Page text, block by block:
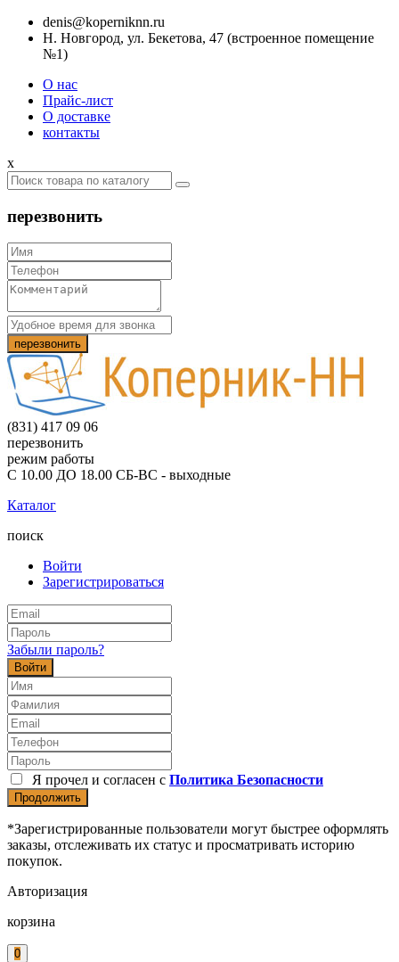
denis@koperniknn.ru
Н. Новгород, ул. Бекетова, 47 (встроенное помещение
№1)
О нас
Прайс-лист
О доставке
контакты
x
перезвонить
(831) 417 09 06
перезвонить
режим работы
С 10.00 ДО 18.00 СБ-ВС - выходные
Каталог
поиск
Войти
Зарегистрироваться
Забыли пароль?
Войти
Я прочел и согласен с Политика Безопасности
Продолжить
*Зарегистрированные пользователи могут быстрее оформлять
заказы, отслеживать их статус и просматривать историю
покупок.
Авторизация
корзина
0